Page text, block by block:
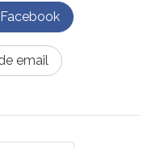
email